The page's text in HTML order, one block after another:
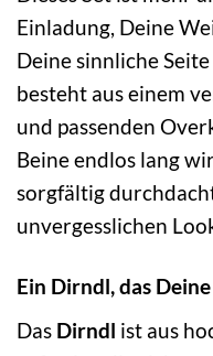
Einladung, Deine
Deine sinnliche
besteht aus einem
und passenden
Beine endlos lang
sorgfältig
unvergesslichen
Ein Dirndl, das
Das Dirndl ist aus